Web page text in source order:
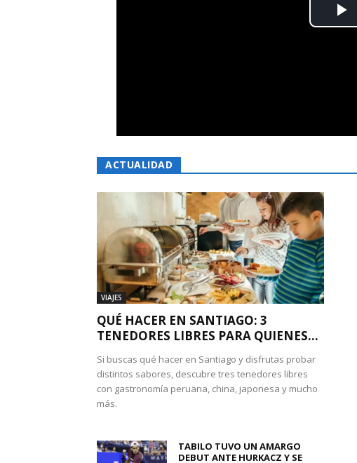
ACTUALIDAD
VIAJES
QUÉ HACER EN SANTIAGO: 3
TENEDORES LIBRES PARA QUIENES...
Si buscas qué hacer en Santiago y disfrutas probar
distintos sabores, descubre tres tenedores libres
con gastronomía peruana, china, japonesa y mucho
más.
TABILO TUVO UN AMARGO
DEBUT ANTE HURKACZ Y SE